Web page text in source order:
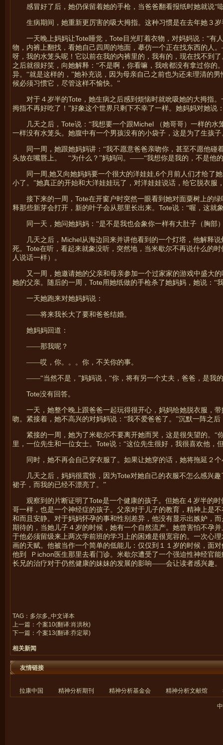
感冒好了后，她仍保留着她的手枪，当爸爸翻看报纸时她就说“
生病期间，她重新更厉害的吸大拇指。这种习惯是在去年她３
一天晚上妈妈让Tote睡觉， Tote 目光盯着衣物，对妈妈说：“有
物，内裤上翻找，看她自己四周的地面，摹仿一个正在找东西的人
呀，我的水笼头呢！它以前在我的内裤里的，我有的，现在找不到
之后就很好笑，向她解释：“不是啊，你看嘛，我啥都没有拿过你
异。“就是这样的，”她补充说，因为母亲自己之前也为还未理清的
候必须习惯它，尽管这样不愉快。”
对于４岁半的Tote ，她生病之后感到烦恼时就吮吸她的大拇指
拇指不再好吃了！”好象这个世界只剩下不幸了一样。她妈妈对她
几天之后， Tote说：“我想要一个跟Michel
（她哥哥）一样的
一样没有水笼头。她腹中有一个男孩没有的小袋子，这是为了生孩子
同一周，她跟她妈妈讲：“我不愿意爸爸亲吻你，甚至不愿他
头放在嘴唇上。 “为什么？”妈妈问。——“我想你是我的，不是他
同一周 她又向她妈妈要一个很大的洋娃娃 ,6个月前人们才给了
小了。”她真正的开始和大洋娃娃玩了，对洋娃娃说话，给它脱衣服
接下来的一周， Tote在开窗户时突然一眼看到她对面粟树上的
释那些新芽会打开，新的叶子会从那里长出来。 Tote说：“喔，这就
同一天，她问她妈妈：“是不是我也会象你一样有大肚子（胸
几天之后， Michel从海边回来并讲他看到的一个灯塔，他解释
死。 Tote在听，看起来就象没听，突然地，当米歇尔不再说什么的
人说话一样）。
又一周，她邀请她的父亲和母亲参加一个过家家的游戏中盛大
她的父亲。随后的一周， Tote用她纸做的手枪杀了她妈妈，她说：“
一天她跑来对她妈妈说：
——将来我长大了要和爸爸结婚。
她妈妈回道：
——那我呢？
——哎，你。。。你，不关你的事。
——“当然不是，”妈妈说，“你，将有另一个丈夫，爸爸，是我
Tote没有回答。
一天，她整个晚上跟爸爸一起玩得很开心，妈妈给她脱衣服，
吻。紧接着，她不高兴的对妈妈说：“我不爱爸爸了。”沉默一阵之
紧接的一周，她为了米歇尔不要离开她而哭，这是很失望的。
里，一位先生和一位女士。 Tote说：“这位先生很好，我很喜欢他，
同时，她不再会自己穿衣服了。如果让她穿的话，她将拖延２
几天之后，妈妈很震惊，因为Tote对她自己的衣服不怎么感兴
裙子，而我的已经不漂亮了。”
观察到的片断证明了Tote是一个健康的孩子。但她在４岁半的
哥一样，也是一个神经症的孩子。父亲对于儿子的教育，精神上是
和而且安静。对于妈妈怀孕的事和性别差异，他没有显示出嫉妒，
期待的，当她儿子４岁的时候，她有一个自然流产。她曾害怕不孕
于他必须留级来上两次学前班的学习上的困难是很宽容的。一次心
画的天赋。他被当作一个简单的低能儿：仅仅到１１岁的时候，面
他到
Ｐ ichon 医生那里去看门诊。米歇尔遭受了一个强迫性神经官
长兄的治疗对于仍然健康的妹妹的发展的影响——会让读者感兴趣。
TAG：多尔多,,中文译本
上一篇： 个案10(翻译:肖洪秋)
下一篇： 个案13(翻译:乔定翠)
相关新闻
友情链接
拉康中国 精神分析期刊 精神分析基金会 精神分析文献馆